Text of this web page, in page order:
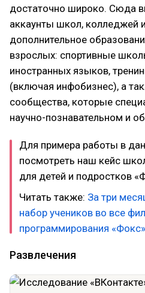
достаточно широко. Сюда
аккаунты школ, колледжей и
дополнительное
взрослых: спортивные
иностранных языков,
(включая инфобизнес), а
сообщества, которые
научно-познавательном и
Для примера работы в
посмотреть наш кейс
для детей и подростков
Читать также: За три
набор учеников во все
программирования «Фокс»
Развлечения